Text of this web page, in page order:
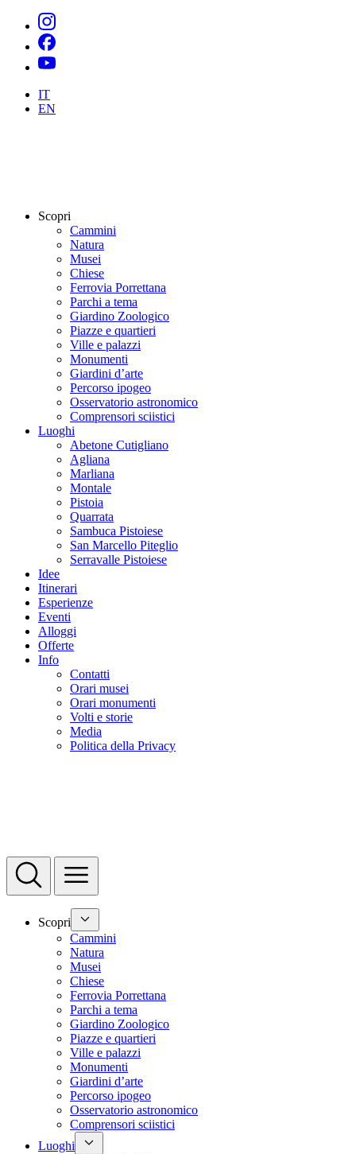
IT
EN
Scopri
Cammini
Natura
Musei
Chiese
Ferrovia Porrettana
Parchi a tema
Giardino Zoologico
Piazze e quartieri
Ville e palazzi
Monumenti
Giardini d’arte
Percorso ipogeo
Osservatorio astronomico
Comprensori sciistici
Luoghi
Abetone Cutigliano
Agliana
Marliana
Montale
Pistoia
Quarrata
Sambuca Pistoiese
San Marcello Piteglio
Serravalle Pistoiese
Idee
Itinerari
Esperienze
Eventi
Alloggi
Offerte
Info
Contatti
Orari musei
Orari monumenti
Volti e storie
Media
Politica della Privacy
Scopri
Cammini
Natura
Musei
Chiese
Ferrovia Porrettana
Parchi a tema
Giardino Zoologico
Piazze e quartieri
Ville e palazzi
Monumenti
Giardini d’arte
Percorso ipogeo
Osservatorio astronomico
Comprensori sciistici
Luoghi